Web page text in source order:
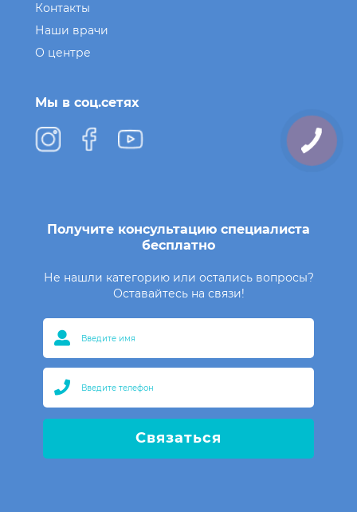
Контакты
Наши врачи
О центре
Мы в соц.сетях
Получите консультацию специалиста
бесплатно
Не нашли категорию или остались вопросы?
Оставайтесь на связи!
Связаться